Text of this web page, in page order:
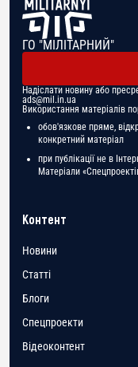
ГО "МІЛІТАРНИЙ"
Надіслати новину або
ads@mil.in.ua
Використання матеріалів
обов'язкове пряме,
конкретний матеріал
при публікації не в
Матеріали
Контент
Новини
Статті
Блоги
Спецпроекти
Відеоконтент